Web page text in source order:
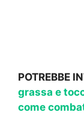
POTREBBE
grassa e
come